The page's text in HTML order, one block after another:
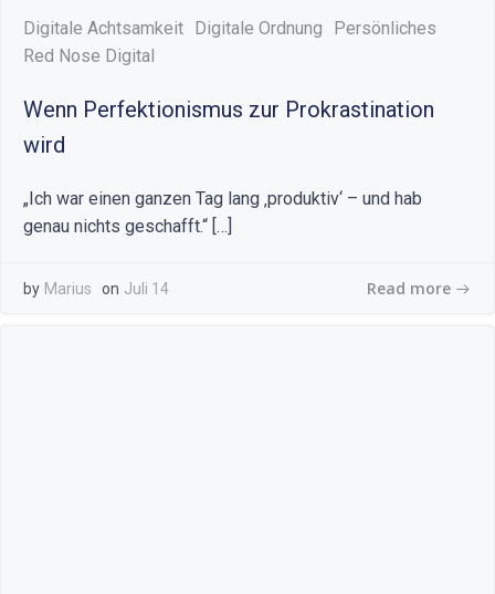
Digitale Achtsamkeit Digitale Ordnung
Persönliches
Red Nose Digital
Wenn Perfektionismus zur Prokrastination
wird
„Ich war einen ganzen Tag lang ‚produktiv‘ – und hab
genau nichts geschafft.“ […]
by Marius on Juli 14 Read more